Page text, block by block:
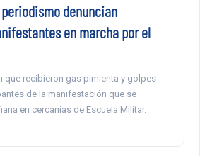
denuncian
en marcha por el
que recibieron gas pimienta y golpes
de la manifestación que se
en cercanías de Escuela Militar.